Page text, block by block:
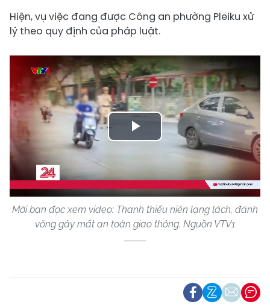
Hiện, vụ việc đang được Công an phường Pleiku xử
lý theo quy định của pháp luật.
Play
Video
Mời bạn đọc xem video: Thanh thiếu niên lạng lách, đánh
võng gây mất an toàn giao thông. Nguồn VTV1